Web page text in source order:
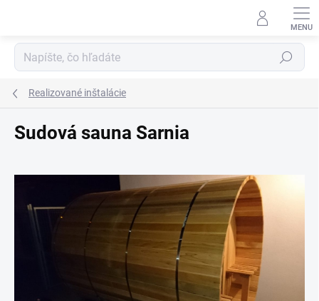
Hľadať
Realizované inštalácie
Sudová sauna Sarnia